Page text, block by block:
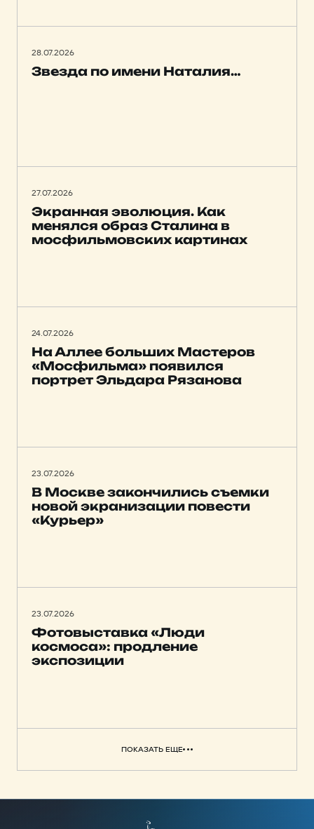
28.07.2026
Звезда по имени Наталия…
27.07.2026
Экранная эволюция. Как
менялся образ Сталина в
мосфильмовских картинах
24.07.2026
На Аллее больших Мастеров
«Мосфильма» появился
портрет Эльдара Рязанова
23.07.2026
В Москве закончились съемки
новой экранизации повести
«Курьер»
23.07.2026
Фотовыставка «Люди
космоса»: продление
экспозиции
ПОКАЗАТЬ ЕЩЕ